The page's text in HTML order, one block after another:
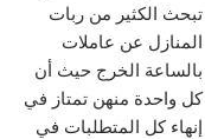
تبحث الكثير من ربات
المنازل عن عاملات
بالساعة الخرج حيث أن
كل واحدة منهن تمتاز في
إنهاء كل المتطلبات في